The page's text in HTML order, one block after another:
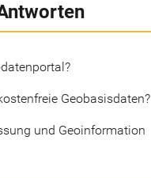
Geobasisdaten?
und Geoinformation